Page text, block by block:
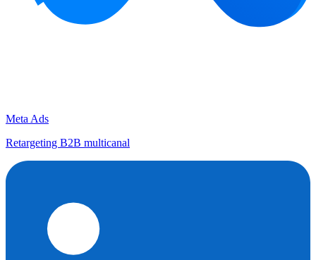
Meta Ads
Retargeting B2B multicanal